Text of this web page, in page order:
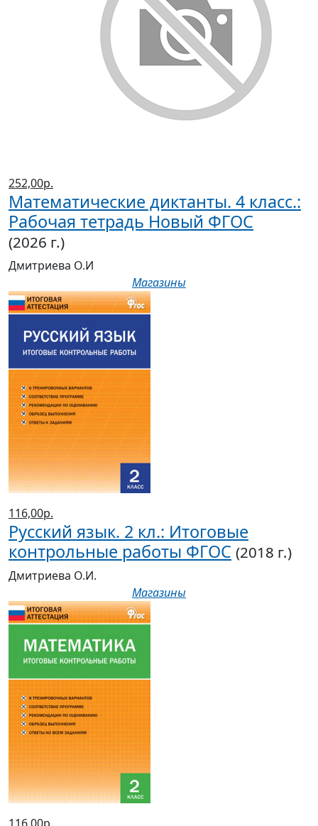
Математические диктанты. 4 класс.:
Рабочая тетрадь Новый ФГОС
116,00р.
Русский язык. 2 кл.: Итоговые
контрольные работы ФГОС
Дмитриева О.И.
Магазины
116,00р.
Математика. 2 кл.: Итоговые
контрольные работы ФГОС
Дмитриева О.И.
Магазины